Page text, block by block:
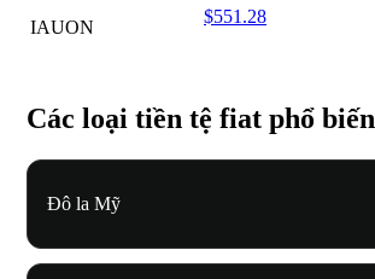
IAUON
$551.28
Các loại tiền tệ fiat phổ biến
Đô la Mỹ